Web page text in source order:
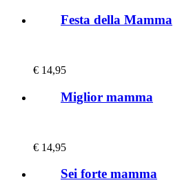
Festa della Mamma
€ 14,95
Miglior mamma
€ 14,95
Sei forte mamma